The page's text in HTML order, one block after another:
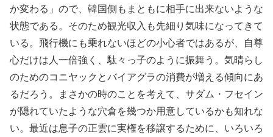
か変わる」ので、韓国側もまともに相手に出来ないような
状態である。そのため観光収入も先細り気味になってきて
いる。飛行機にも乗れないほどの小心者ではあるが、自尊
心だけは人一倍強く、駄々っ子のように振舞う。気晴らし
のためのコニヤックとバイアグラの消費が増える傾向にあ
るだろう。まさかの時のことを考えて、サダム・フセイン
が隠れていたような穴倉を幾つか用意しているかも知れな
い。最近は息子の正雲に実権を移譲するために、いろいろ